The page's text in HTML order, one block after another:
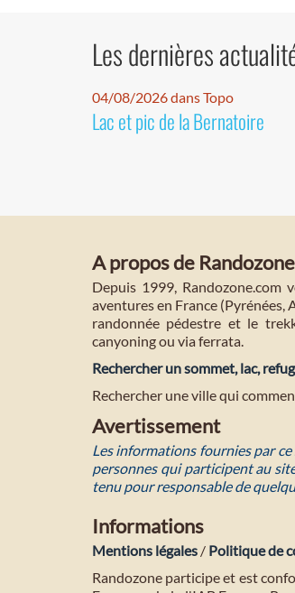
Les dernières
04/08/2026 dans Topo
Lac et pic de la Bernatoire
A propos de Randozone
Depuis 1999,
aventures en France (Pyrénées,
randonnée pédestre et le
canyoning ou via ferrata.
Rechercher un sommet, lac,
Rechercher une ville qui
Avertissement
Les informations fournies par
personnes qui participent au
tenu pour responsable de
Informations
Mentions légales / Politique de
Randozone participe et est